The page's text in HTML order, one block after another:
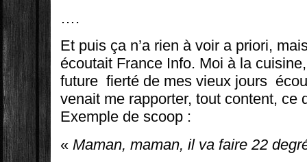
….
Et puis ça n’a rien à voir a priori,
écoutait France Info. Moi à la
future fierté de mes vieux jours
venait me rapporter, tout content, ce
Exemple de scoop :
« Maman, maman, il va faire 22